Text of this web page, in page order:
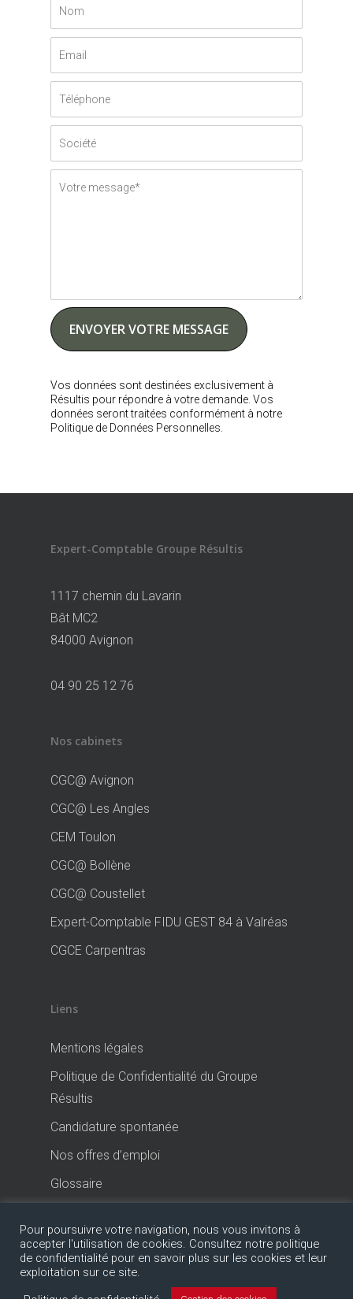
Vos données sont destinées exclusivement à
Résultis pour répondre à votre demande. Vos
données seront traitées conformément à notre
Politique de Données Personnelles.
Expert-Comptable Groupe Résultis
1117 chemin du Lavarin
Bât MC2
84000 Avignon
04 90 25 12 76
Nos cabinets
CGC@ Avignon
CGC@ Les Angles
CEM Toulon
CGC@ Bollène
CGC@ Coustellet
Expert-Comptable FIDU GEST 84 à Valréas
CGCE Carpentras
Liens
Mentions légales
Politique de Confidentialité du Groupe
Résultis
Candidature spontanée
Nos offres d’emploi
Glossaire
Pour poursuivre votre navigation, nous vous invitons à
accepter l'utilisation de cookies. Consultez notre politique
de confidentialité pour en savoir plus sur les cookies et leur
exploitation sur ce site.